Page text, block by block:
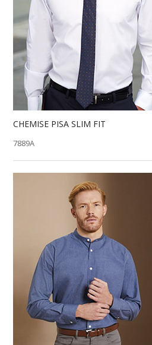
CHEMISE PISA SLIM FIT
7889A